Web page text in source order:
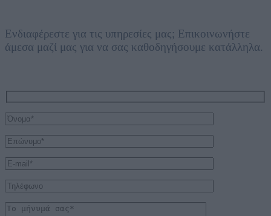
Ενδιαφέρεστε για τις υπηρεσίες μας; Επικοινωνήστε
άμεσα μαζί μας για να σας καθοδηγήσουμε κατάλληλα.